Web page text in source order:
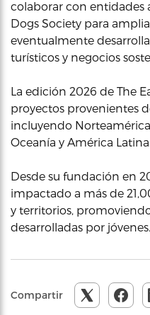
colaborar con entidades
Dogs Society para
eventualmente
turísticos y negocios
La edición 2026 de The
proyectos provenientes
incluyendo
Oceanía y América Latina.
Desde su fundación en
impactado a más de
y territorios,
desarrolladas por jóvenes.
Compartir